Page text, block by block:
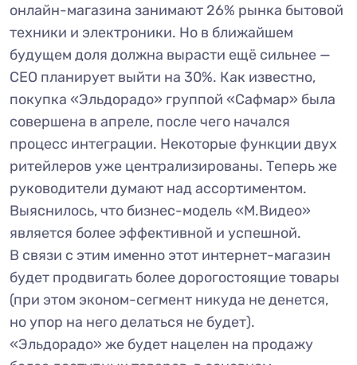
онлайн-магазина занимают 26% рынка бытовой
техники и электроники. Но в ближайшем
будущем доля должна вырасти ещё сильнее —
СЕО планирует выйти на 30%. Как известно,
покупка «Эльдорадо» группой «Сафмар» была
совершена в апреле, после чего начался
процесс интеграции. Некоторые функции двух
ритейлеров уже централизированы. Теперь же
руководители думают над ассортиментом.
Выяснилось, что бизнес-модель «М.Видео»
является более эффективной и успешной.
В связи с этим именно этот интернет-магазин
будет продвигать более дорогостоящие товары
(при этом эконом-сегмент никуда не денется,
но упор на него делаться не будет).
«Эльдорадо» же будет нацелен на продажу